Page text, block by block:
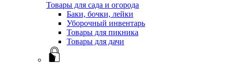
Товары для сада и огорода
Баки, бочки, лейки
Уборочный инвентарь
Товары для пикника
Товары для дачи